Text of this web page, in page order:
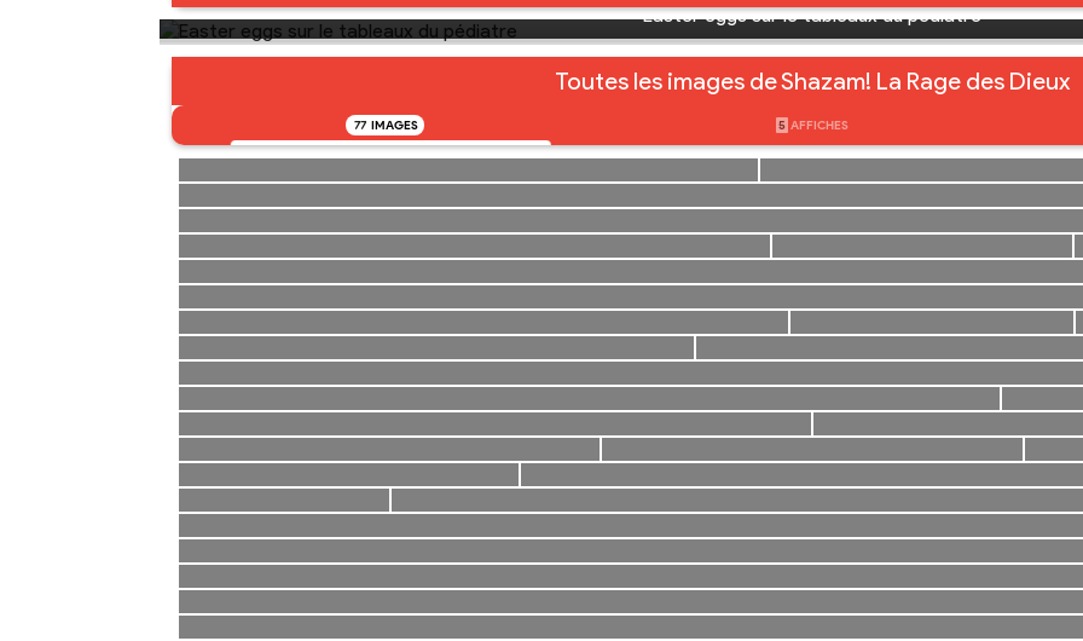
Easter eggs sur le tableaux du pédiatre
Toutes les images de Shazam! La Rage des Dieux
77 IMAGES 5 AFFICHES